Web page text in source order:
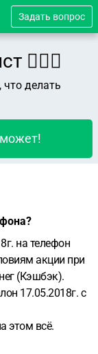
Задать вопрос
👨🏻‍⚖️
делать
на телефон
акции при
(Кэшбэк).
17.05.2018г. с
этом всё.